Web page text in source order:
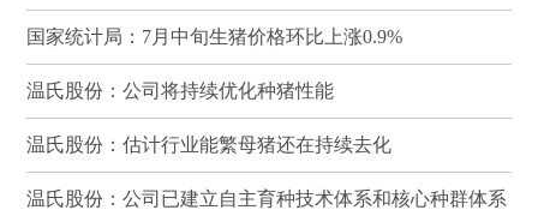
国家统计局：7月中旬生猪价格环比上涨0.9%
温氏股份：公司将持续优化种猪性能
温氏股份：估计行业能繁母猪还在持续去化
温氏股份：公司已建立自主育种技术体系和核心种群体系